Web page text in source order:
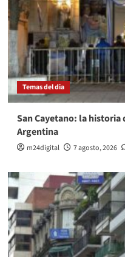
Temas del dia
San Cayetano: la historia
Argentina
m24digital 7 agosto, 2026